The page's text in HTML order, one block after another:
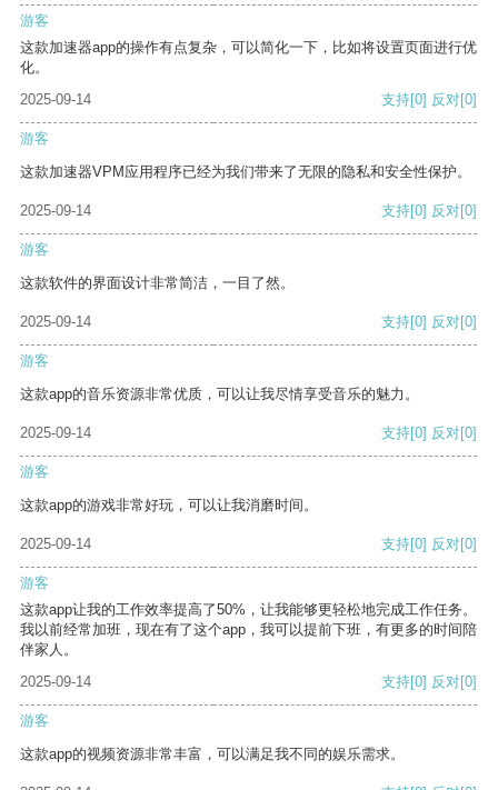
游客
这款加速器app的操作有点复杂，可以简化一下，比如将设置页面进行优
化。
2025-09-14
支持[0] 反对[0]
游客
这款加速器VPM应用程序已经为我们带来了无限的隐私和安全性保护。
2025-09-14 支持[0] 反对[0]
游客
这款软件的界面设计非常简洁，一目了然。
2025-09-14 支持[0] 反对[0]
游客
这款app的音乐资源非常优质，可以让我尽情享受音乐的魅力。
2025-09-14 支持[0] 反对[0]
游客
这款app的游戏非常好玩，可以让我消磨时间。
2025-09-14 支持[0] 反对[0]
游客
这款app让我的工作效率提高了50%，让我能够更轻松地完成工作任务。
我以前经常加班，现在有了这个app，我可以提前下班，有更多的时间陪
伴家人。
2025-09-14
支持[0] 反对[0]
游客
这款app的视频资源非常丰富，可以满足我不同的娱乐需求。